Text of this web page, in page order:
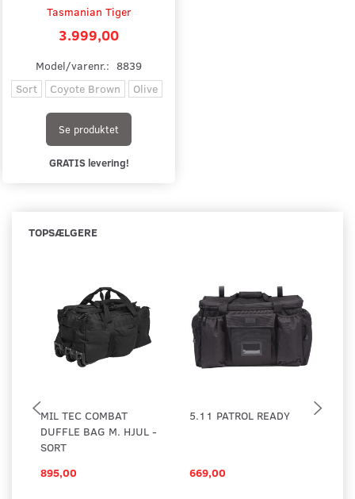
Tasmanian Tiger
3.999,00
Model/varenr.: 8839
Sort
Coyote Brown Olive
Se produktet
GRATIS levering!
TOPSÆLGERE
MIL TEC COMBAT
DUFFLE BAG M. HJUL -
SORT
895,00
5.11 PATROL READY
669,00